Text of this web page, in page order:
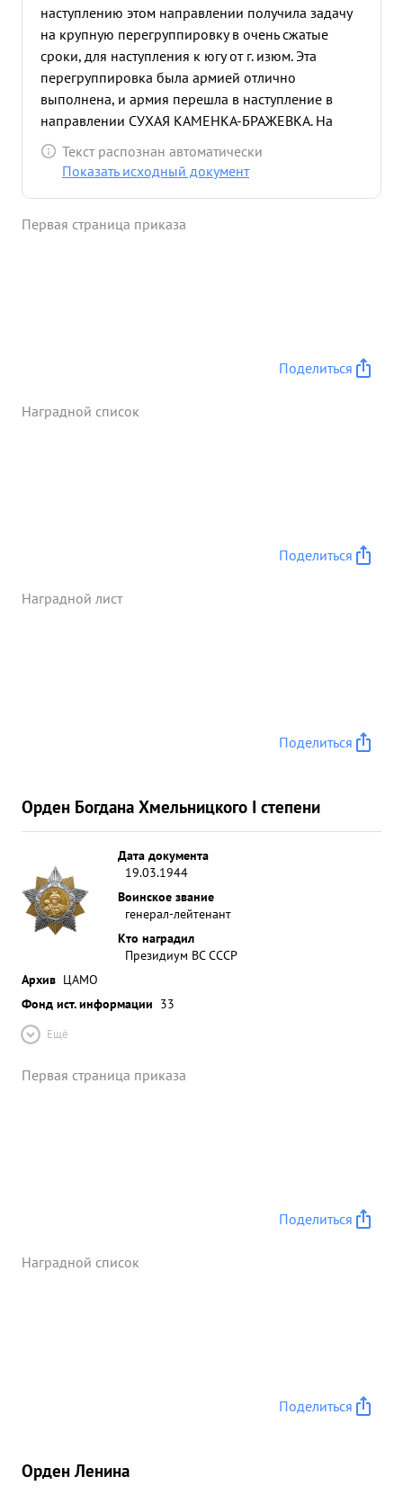
наступлению этом направлении получила задачу
на крупную перегруппировку в очень сжатые
сроки, для наступления к югу от г. изюм. Эта
перегруппировка была армией отлично
выполнена, и армия перешла в наступление в
направлении СУХАЯ КАМЕНКА-БРАЖЕВКА. На
этом направлении 6-я армия вступила в тяжелые
наступательные бои с сильными, подошедшими к
противника, добилась успеха и продвижения, в
награждения орде ном КУТУЗОВА ВТОРОЙ
Текст распознан автоматически
Показать исходный документ
Первая страница приказа
Поделиться
Наградной список
Поделиться
Наградной лист
Поделиться
Орден Богдана Хмельницкого I степени
Дата документа
19.03.1944
Воинское звание
генерал-лейтенант
Кто наградил
Президиум ВС СССР
Архив ЦАМО
Фонд ист. информации 33
Ещё
Первая страница приказа
Поделиться
Наградной список
Поделиться
Орден Ленина